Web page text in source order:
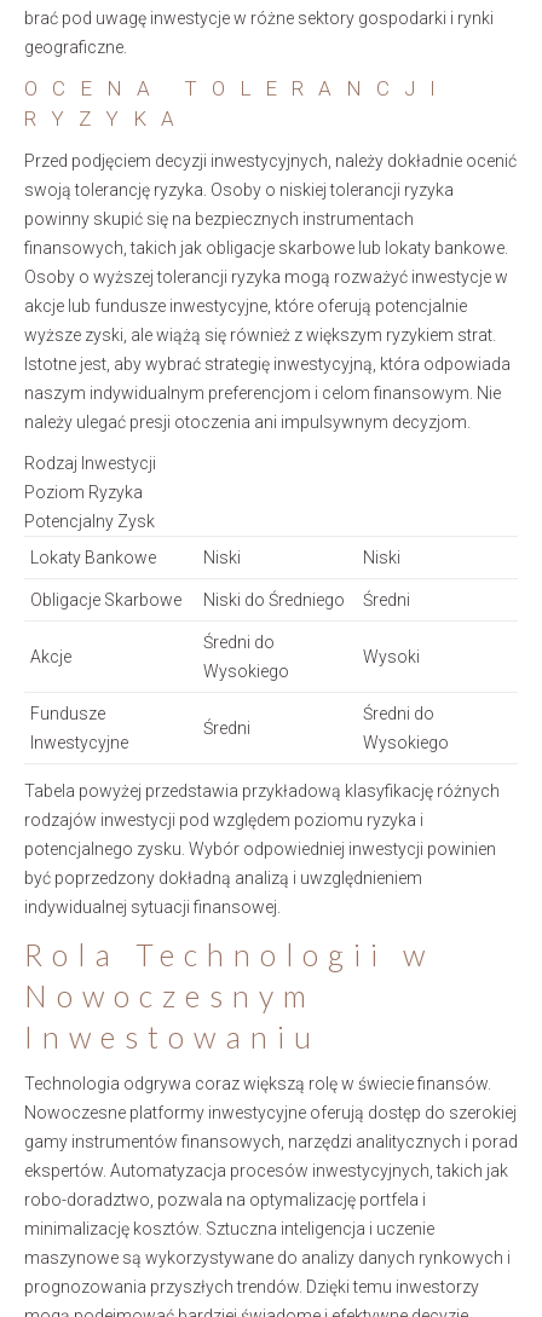
brać pod uwagę inwestycje w różne sektory gospodarki i rynki
geograficzne.
OCENA TOLERANCJI
RYZYKA
Przed podjęciem decyzji inwestycyjnych, należy dokładnie ocenić
swoją tolerancję ryzyka. Osoby o niskiej tolerancji ryzyka
powinny skupić się na bezpiecznych instrumentach
finansowych, takich jak obligacje skarbowe lub lokaty bankowe.
Osoby o wyższej tolerancji ryzyka mogą rozważyć inwestycje w
akcje lub fundusze inwestycyjne, które oferują potencjalnie
wyższe zyski, ale wiążą się również z większym ryzykiem strat.
Istotne jest, aby wybrać strategię inwestycyjną, która odpowiada
naszym indywidualnym preferencjom i celom finansowym. Nie
należy ulegać presji otoczenia ani impulsywnym decyzjom.
Rodzaj Inwestycji
Poziom Ryzyka
Potencjalny Zysk
Lokaty Bankowe
Niski Niski
Obligacje Skarbowe Niski do Średniego Średni
Akcje
Średni do
Wysokiego
Wysoki
Fundusze
Inwestycyjne
Średni
Średni do
Wysokiego
Tabela powyżej przedstawia przykładową klasyfikację różnych
rodzajów inwestycji pod względem poziomu ryzyka i
potencjalnego zysku. Wybór odpowiedniej inwestycji powinien
być poprzedzony dokładną analizą i uwzględnieniem
indywidualnej sytuacji finansowej.
Rola Technologii w
Nowoczesnym
Inwestowaniu
Technologia odgrywa coraz większą rolę w świecie finansów.
Nowoczesne platformy inwestycyjne oferują dostęp do szerokiej
gamy instrumentów finansowych, narzędzi analitycznych i porad
ekspertów. Automatyzacja procesów inwestycyjnych, takich jak
robo-doradztwo, pozwala na optymalizację portfela i
minimalizację kosztów. Sztuczna inteligencja i uczenie
maszynowe są wykorzystywane do analizy danych rynkowych i
prognozowania przyszłych trendów. Dzięki temu inwestorzy